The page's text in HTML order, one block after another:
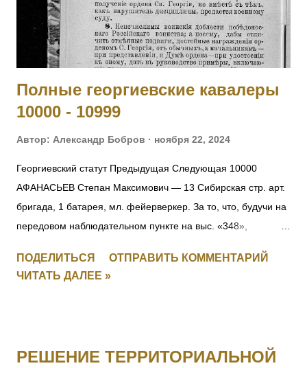
Свирский полк, 11 рота, подпрапорщик. За отличие в боях с
23 по 28.06.1915. 4015 ДЕМЯНОВ Петр — 295 пех.
Свирский полк, пулеметная команда, фельдфебель. За от...
Полные георгиевские кавалеры
10000 - 10999
Автор: Александр Бобров ноября 22, 2024
Георгиевский статут Предыдущая Следующая 10000
АФАНАСЬЕВ Степан Максимович — 13 Сибирская стр. арт.
бригада, 1 батарея, мл. фейерверкер. За то, что, будучи на
передовом наблюдательном пункте на выс. «348»,
неприятельской артиллерии, а также подвергаясь
ружейному и пулеметному обстрелу, открыл движение
10001 Фамилия не установлена. 10002 ЮНКЕР Людвиг
ПОДЕЛИТЬСЯ
ОТПРАВИТЬ КОММЕНТАРИЙ
ЧИТАТЬ ДАЛЕЕ »
РЕШЕНИЕ ТЕРРИТОРИАЛЬНОЙ